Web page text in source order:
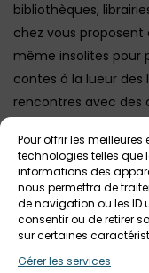
Pour offrir les
technologies telles que
informations des
nous permettra de
de navigation ou les ID
consentir ou de retirer
sur certaines
Gérer les services
bibliothèques,
chez vous
même insolites pour
contes à la lueur
rencontres avec des
⇒Programme des
sur le site officiel de
Image d’illustration